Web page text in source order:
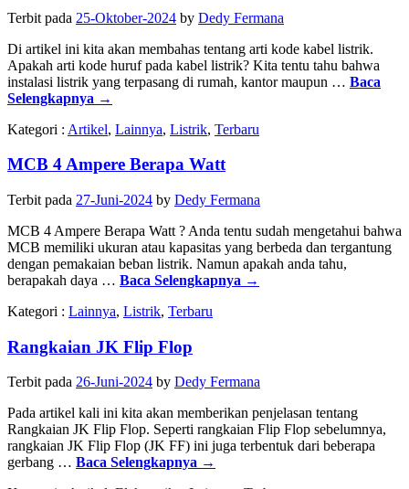
Terbit pada 25-Oktober-2024 by Dedy Fermana
Di artikel ini kita akan membahas tentang arti kode kabel listrik.
Apakah arti kode huruf pada kabel listrik? Kita tentu tahu bahwa
instalasi listrik yang terpasang di rumah, kantor maupun … Baca
Selengkapnya →
Kategori : Artikel, Lainnya, Listrik, Terbaru
MCB 4 Ampere Berapa Watt
Terbit pada 27-Juni-2024 by Dedy Fermana
MCB 4 Ampere Berapa Watt ? Anda tentu sudah mengetahui bahwa
MCB memiliki ukuran atau kapasitas yang berbeda dan tergantung
dengan pemakaian beban listrik. Namun apakah anda tahu,
berapakah daya … Baca Selengkapnya →
Kategori : Lainnya, Listrik, Terbaru
Rangkaian JK Flip Flop
Terbit pada 26-Juni-2024 by Dedy Fermana
Pada artikel kali ini kita akan memberikan penjelasan tentang
Rangkaian JK Flip Flop. Seperti rangkaian Flip Flop sebelumnya,
rangkaian JK Flip Flop (JK FF) ini juga terbentuk dari beberapa
gerbang … Baca Selengkapnya →